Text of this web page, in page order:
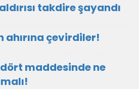
takdire şayandı
ahırına çevirdiler!
maddesinde ne